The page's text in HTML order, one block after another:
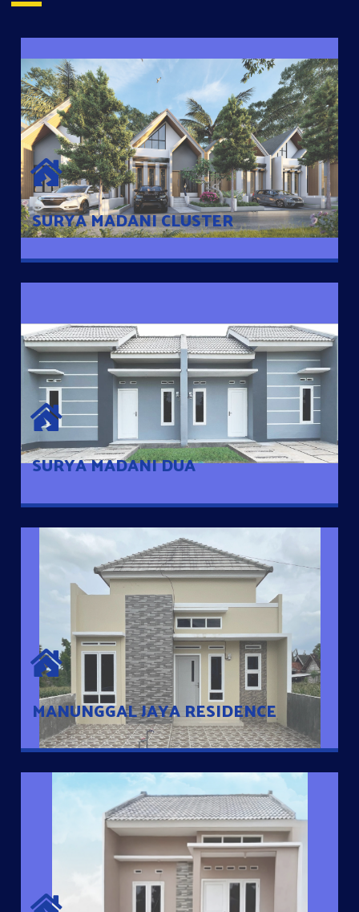
SURYA MADANI CLUSTER
SURYA MADANI CLUSTER
Desain Modern Minimalis dengan Konsep Rumah Pintar
Sehingga Memudahkan Penghuni mengakses rumahnya
dengan Ponsel
SURYA MADANI DUA
SURYA MADANI DUA
Satu-satunya Hunian nyaman dengan harga subsidi hanya 100
jutaan dengan lokasi strategis di Tuban
MANUNGGAL JAYA RESIDENCE
MANUNGGAL JAYA RESIDENCE
Cluster Exclusive dengan one Gate System, terdapat taman
mini dan memiliki jarak 200m dari jalan nasional serta dekat
dengan pusat kota
MUTIARA KOPEN
Hunian nyaman dengan suasana pedesaan. 10 menit dari pusat
kota, 2 menit dari Ring Road